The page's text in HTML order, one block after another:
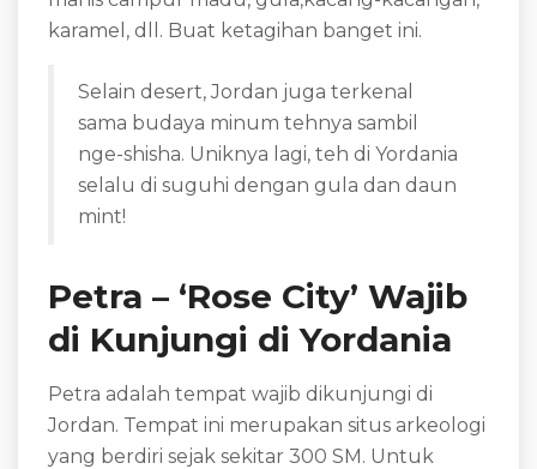
karamel, dll. Buat ketagihan banget ini.
Selain desert, Jordan juga terkenal
sama budaya minum tehnya sambil
nge-shisha. Uniknya lagi, teh di Yordania
selalu di suguhi dengan gula dan daun
mint!
Petra – ‘Rose City’ Wajib
di Kunjungi di Yordania
Petra adalah tempat wajib dikunjungi di
Jordan. Tempat ini merupakan situs arkeologi
yang berdiri sejak sekitar 300 SM. Untuk